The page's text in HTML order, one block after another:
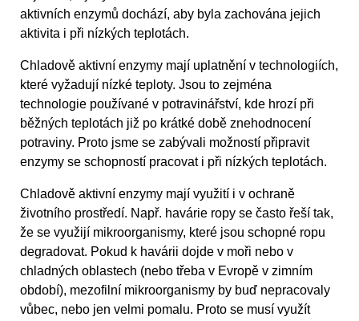
aktivních enzymů dochází, aby byla zachována jejich
aktivita i při nízkých teplotách.
Chladově aktivní enzymy mají uplatnění v technologiích,
které vyžadují nízké teploty. Jsou to zejména
technologie používané v potravinářství, kde hrozí při
běžných teplotách již po krátké době znehodnocení
potraviny. Proto jsme se zabývali možností připravit
enzymy se schopností pracovat i při nízkých teplotách.
Chladově aktivní enzymy mají využití i v ochraně
životního prostředí. Např. havárie ropy se často řeší tak,
že se využijí mikroorganismy, které jsou schopné ropu
degradovat. Pokud k havárii dojde v moři nebo v
chladných oblastech (nebo třeba v Evropě v zimním
období), mezofilní mikroorganismy by buď nepracovaly
vůbec, nebo jen velmi pomalu. Proto se musí využít